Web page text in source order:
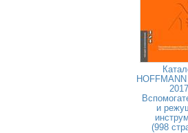
2017
и
(998